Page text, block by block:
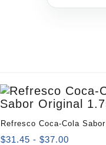
Refresco Coca-Cola Sabor
Original 1.75 Litros
$31.45 - $37.00